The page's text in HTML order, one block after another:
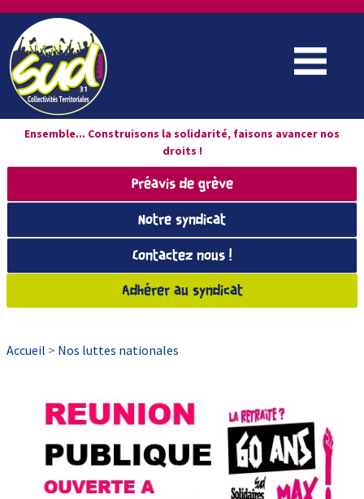
Ensemble... Construisons la solidarité, faisons avancer nos
droits !
Préavis de grève
Notre syndicat
Contactez nous !
Adhérer au syndicat
Accueil > Nos luttes nationales